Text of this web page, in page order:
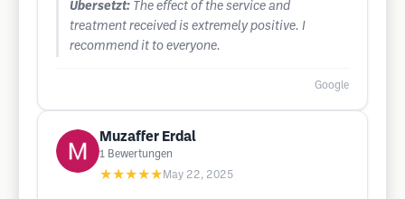
Übersetzt: The effect of the service and
treatment received is extremely positive. I
recommend it to everyone.
Google
Muzaffer Erdal
1 Bewertungen
★★★★★ May 22, 2025